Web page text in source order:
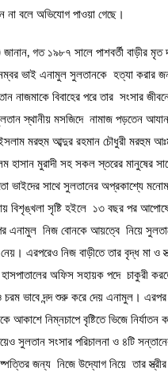
না বলে অভিযোগ পাওয়া গেছে।
গত ১৯৮৭ সালে পাশবর্তী বাড়ীর মৃত
ভাই এনামুল সুলতানকে হত্যা করার
বিবাহের পরে তার সংসার জীবনে
স্থানীয় মসজিদে নামাজ পড়তেন
মরহুম আব্দুর রহমান চৌধুরী মরহুম
মুরাদী সহ সকল স্তরের মানুষের
ভাইদের সাথে সুলতানের অপ্রকাশ্যে
বিশৃঙ্খলা সৃষ্টি হইলে ১৩ বছর পর
এনামুল নিজ বোনকে আয়ত্বে নিয়ে
এরপরেও নিজ বাড়ীতে তার বৃদ্ধ মা ও
হাসপাতালের অফিস সহায়ক পদে চাকুরী
চরম ভাবে দন্দ শুরু করে দেয় এনামুল।
আকাশে নিম্নচাপে বৃষ্টিতে ভিজে
সুলতান সংসার পরিচালনা ও ৪টি
জন্য নিজে উদ্যোগ নিয়ে তার